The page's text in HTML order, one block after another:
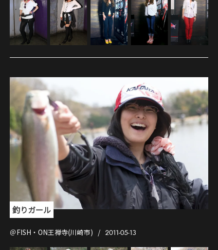
釣りガール
＠FISH・ON王禅寺(川崎市) 2011-05-13